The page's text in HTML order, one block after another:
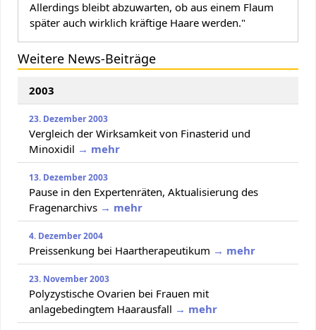
Allerdings bleibt abzuwarten, ob aus einem Flaum
später auch wirklich kräftige Haare werden."
Weitere News-Beiträge
2003
23. Dezember 2003
Vergleich der Wirksamkeit von Finasterid und
Minoxidil → mehr
13. Dezember 2003
Pause in den Expertenräten, Aktualisierung des
Fragenarchivs → mehr
4. Dezember 2004
Preissenkung bei Haartherapeutikum → mehr
23. November 2003
Polyzystische Ovarien bei Frauen mit
anlagebedingtem Haarausfall → mehr